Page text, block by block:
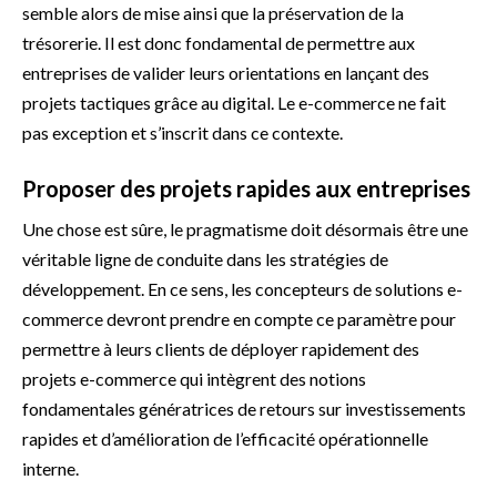
semble alors de mise ainsi que la préservation de la
trésorerie. Il est donc fondamental de permettre aux
entreprises de valider leurs orientations en lançant des
projets tactiques grâce au digital. Le e-commerce ne fait
pas exception et s’inscrit dans ce contexte.
Proposer des projets rapides aux entreprises
Une chose est sûre, le pragmatisme doit désormais être une
véritable ligne de conduite dans les stratégies de
développement. En ce sens, les concepteurs de solutions e-
commerce devront prendre en compte ce paramètre pour
permettre à leurs clients de déployer rapidement des
projets e-commerce qui intègrent des notions
fondamentales génératrices de retours sur investissements
rapides et d’amélioration de l’efficacité opérationnelle
interne.